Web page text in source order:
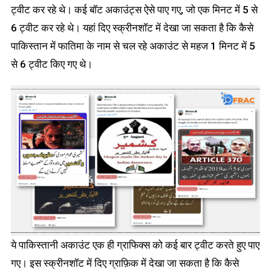
ट्वीट कर रहे थे। कई बॉट अकाउंट्स ऐसे पाए गए, जो एक मिनट में 5 से
6 ट्वीट कर रहे थे। यहां दिए स्क्रीनशॉट में देखा जा सकता है कि कैसे
पाकिस्तान में फातिमा के नाम से चल रहे अकाउंट से महज 1 मिनट में 5
से 6 ट्वीट किए गए थे।
ये पाकिस्तानी अकाउंट एक ही ग्राफिक्स को कई बार ट्वीट करते हुए पाए
गए। इस स्क्रीनशॉट में दिए ग्राफ़िक में देखा जा सकता है कि कैसे